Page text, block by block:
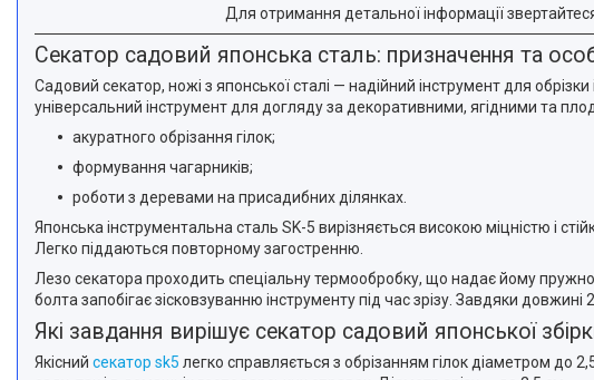
Для отримання детальної інформації
Секатор садовий японська сталь: призначення та
Садовий секатор, ножі з японської сталі — надійний інструмент для
універсальний інструмент для догляду за декоративними, ягідними та
акуратного обрізання гілок;
формування чагарників;
роботи з деревами на присадибних ділянках.
Японська інструментальна сталь SK-5 вирізняється високою міцністю і
Легко піддаються повторному загостренню.
Лезо секатора проходить спеціальну термообробку, що надає йому
болта запобігає зісковзуванню інструменту під час зрізу. Завдяки
Які завдання вирішує секатор садовий японської
Якісний секатор sk5 легко справляється з обрізанням гілок діаметром до